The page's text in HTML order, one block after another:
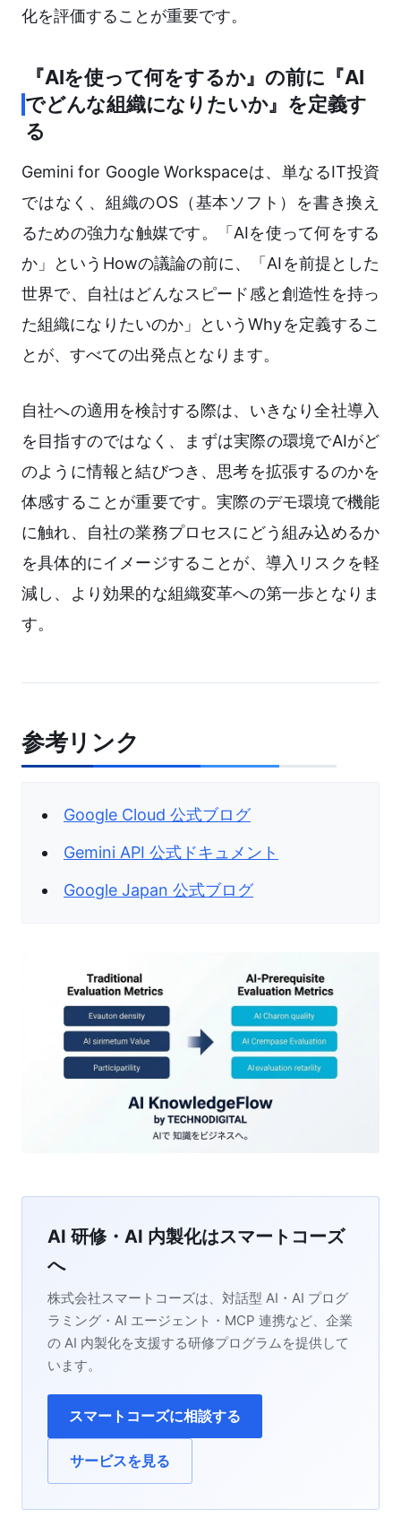
化を評価することが重要です。
『AIを使って何をするか』の前に『AI
でどんな組織になりたいか』を定義す
る
Gemini for Google Workspaceは、単なるIT投資
ではなく、組織のOS（基本ソフト）を書き換え
るための強力な触媒です。「AIを使って何をする
か」というHowの議論の前に、「AIを前提とした
世界で、自社はどんなスピード感と創造性を持っ
た組織になりたいのか」というWhyを定義するこ
とが、すべての出発点となります。
自社への適用を検討する際は、いきなり全社導入
を目指すのではなく、まずは実際の環境でAIがど
のように情報と結びつき、思考を拡張するのかを
体感することが重要です。実際のデモ環境で機能
に触れ、自社の業務プロセスにどう組み込めるか
を具体的にイメージすることが、導入リスクを軽
減し、より効果的な組織変革への第一歩となりま
す。
参考リンク
Google Cloud 公式ブログ
Gemini API 公式ドキュメント
Google Japan 公式ブログ
AI 研修・AI 内製化はスマートコーズ
へ
株式会社スマートコーズは、対話型 AI・AI プログ
ラミング・AI エージェント・MCP 連携など、企業
の AI 内製化を支援する研修プログラムを提供して
います。
スマートコーズに相談する
サービスを見る